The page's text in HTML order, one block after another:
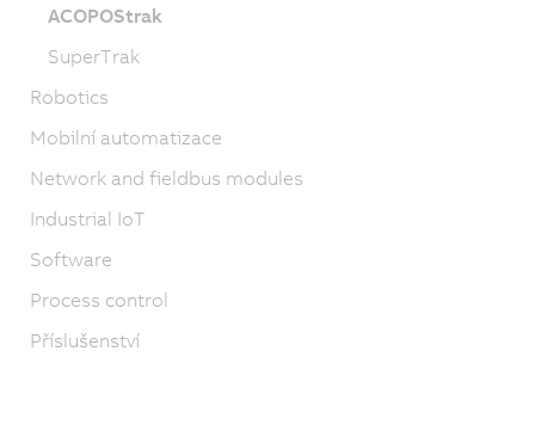
ACOPOStrak
SuperTrak
Robotics
Mobilní automatizace
Network and fieldbus modules
Industrial IoT
Software
Process control
Příslušenství